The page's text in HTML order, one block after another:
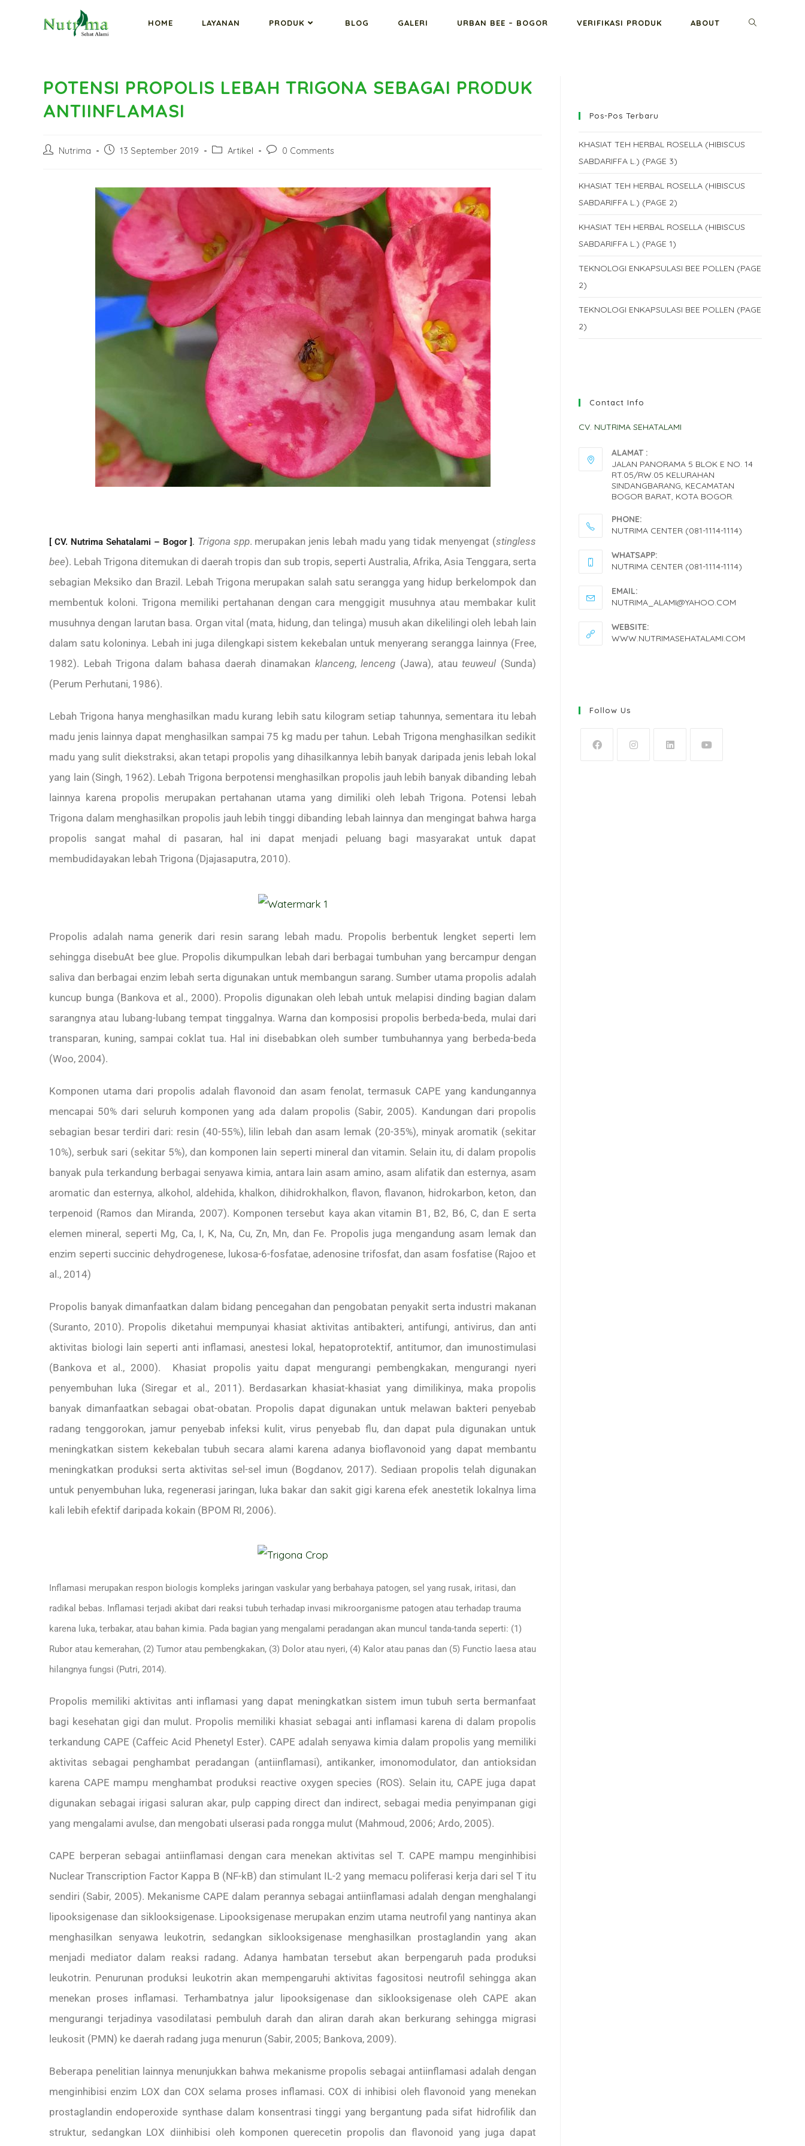
HOME LAYANAN PRODUK BLOG GALERI URBAN BEE – BOGOR VERIFIKASI PRODUK ABOUT
POTENSI PROPOLIS LEBAH TRIGONA SEBAGAI PRODUK
ANTIINFLAMASI
Nutrima 13 September 2019 Artikel 0 Comments
[ CV. Nutrima Sehatalami – Bogor ]. Trigona spp. merupakan jenis lebah madu yang tidak menyengat (stingless
bee). Lebah Trigona ditemukan di daerah tropis dan sub tropis, seperti Australia, Afrika, Asia Tenggara, serta
sebagian Meksiko dan Brazil. Lebah Trigona merupakan salah satu serangga yang hidup berkelompok dan
membentuk koloni. Trigona memiliki pertahanan dengan cara menggigit musuhnya atau membakar kulit
musuhnya dengan larutan basa. Organ vital (mata, hidung, dan telinga) musuh akan dikelilingi oleh lebah lain
dalam satu koloninya. Lebah ini juga dilengkapi sistem kekebalan untuk menyerang serangga lainnya (Free,
1982). Lebah Trigona dalam bahasa daerah dinamakan klanceng,lenceng (Jawa), atauteuweul (Sunda)
(Perum Perhutani, 1986).
Lebah Trigona hanya menghasilkan madu kurang lebih satu kilogram setiap tahunnya, sementara itu lebah
madu jenis lainnya dapat menghasilkan sampai 75 kg madu per tahun. Lebah Trigona menghasilkan sedikit
madu yang sulit diekstraksi, akan tetapi propolis yang dihasilkannya lebih banyak daripada jenis lebah lokal
yang lain (Singh, 1962). Lebah Trigona berpotensi menghasilkan propolis jauh lebih banyak dibanding lebah
lainnya karena propolis merupakan pertahanan utama yang dimiliki oleh lebah Trigona. Potensi lebah
Trigona dalam menghasilkan propolis jauh lebih tinggi dibanding lebah lainnya dan mengingat bahwa harga
propolis sangat mahal di pasaran, hal ini dapat menjadi peluang bagi masyarakat untuk dapat
membudidayakan lebah Trigona (Djajasaputra, 2010).
Propolis adalah nama generik dari resin sarang lebah madu. Propolis berbentuk lengket seperti lem
sehingga disebuAt bee glue. Propolis dikumpulkan lebah dari berbagai tumbuhan yang bercampur dengan
saliva dan berbagai enzim lebah serta digunakan untuk membangun sarang. Sumber utama propolis adalah
kuncup bunga (Bankova et al., 2000). Propolis digunakan oleh lebah untuk melapisi dinding bagian dalam
sarangnya atau lubang-lubang tempat tinggalnya. Warna dan komposisi propolis berbeda-beda, mulai dari
transparan, kuning, sampai coklat tua. Hal ini disebabkan oleh sumber tumbuhannya yang berbeda-beda
(Woo, 2004).
Komponen utama dari propolis adalah flavonoid dan asam fenolat, termasuk CAPE yang kandungannya
mencapai 50% dari seluruh komponen yang ada dalam propolis (Sabir, 2005). Kandungan dari propolis
sebagian besar terdiri dari: resin (40-55%), lilin lebah dan asam lemak (20-35%), minyak aromatik (sekitar
10%), serbuk sari (sekitar 5%), dan komponen lain seperti mineral dan vitamin. Selain itu, di dalam propolis
banyak pula terkandung berbagai senyawa kimia, antara lain asam amino, asam alifatik dan esternya, asam
aromatic dan esternya, alkohol, aldehida, khalkon, dihidrokhalkon, flavon, flavanon, hidrokarbon, keton, dan
terpenoid (Ramos dan Miranda, 2007). Komponen tersebut kaya akan vitamin B1, B2, B6, C, dan E serta
elemen mineral, seperti Mg, Ca, I, K, Na, Cu, Zn, Mn, dan Fe. Propolis juga mengandung asam lemak dan
enzim seperti succinic dehydrogenese, lukosa-6-fosfatae, adenosine trifosfat, dan asam fosfatise (Rajoo et
al., 2014)
Propolis banyak dimanfaatkan dalam bidang pencegahan dan pengobatan penyakit serta industri makanan
(Suranto, 2010). Propolis diketahui mempunyai khasiat aktivitas antibakteri, antifungi, antivirus, dan anti
aktivitas biologi lain seperti anti inflamasi, anestesi lokal, hepatoprotektif, antitumor, dan imunostimulasi
(Bankova et al., 2000). Khasiat propolis yaitu dapat mengurangi pembengkakan, mengurangi nyeri
penyembuhan luka (Siregar et al., 2011). Berdasarkan khasiat-khasiat yang dimilikinya, maka propolis
banyak dimanfaatkan sebagai obat-obatan. Propolis dapat digunakan untuk melawan bakteri penyebab
radang tenggorokan, jamur penyebab infeksi kulit, virus penyebab flu, dan dapat pula digunakan untuk
meningkatkan sistem kekebalan tubuh secara alami karena adanya bioflavonoid yang dapat membantu
meningkatkan produksi serta aktivitas sel-sel imun (Bogdanov, 2017). Sediaan propolis telah digunakan
untuk penyembuhan luka, regenerasi jaringan, luka bakar dan sakit gigi karena efek anestetik lokalnya lima
kali lebih efektif daripada kokain (BPOM RI, 2006).
Inflamasi merupakan respon biologis kompleks jaringan vaskular yang berbahaya patogen, sel yang rusak, iritasi, dan
radikal bebas. Inflamasi terjadi akibat dari reaksi tubuh terhadap invasi mikroorganisme patogen atau terhadap trauma
karena luka, terbakar, atau bahan kimia. Pada bagian yang mengalami peradangan akan muncul tanda-tanda seperti: (1)
Rubor atau kemerahan, (2) Tumor atau pembengkakan, (3) Dolor atau nyeri, (4) Kalor atau panas dan (5) Functio laesa atau
hilangnya fungsi (Putri, 2014).
Propolis memiliki aktivitas anti inflamasi yang dapat meningkatkan sistem imun tubuh serta bermanfaat
bagi kesehatan gigi dan mulut. Propolis memiliki khasiat sebagai anti inflamasi karena di dalam propolis
terkandung CAPE (Caffeic Acid Phenetyl Ester). CAPE adalah senyawa kimia dalam propolis yang memiliki
aktivitas sebagai penghambat peradangan (antiinflamasi), antikanker, imonomodulator, dan antioksidan
karena CAPE mampu menghambat produksi reactive oxygen species (ROS). Selain itu, CAPE juga dapat
digunakan sebagai irigasi saluran akar, pulp capping direct dan indirect, sebagai media penyimpanan gigi
yang mengalami avulse, dan mengobati ulserasi pada rongga mulut (Mahmoud, 2006; Ardo, 2005).
CAPE berperan sebagai antiinflamasi dengan cara menekan aktivitas sel T. CAPE mampu menginhibisi
Nuclear Transcription Factor Kappa B (NF-kB) dan stimulant IL-2 yang memacu poliferasi kerja dari sel T itu
sendiri (Sabir, 2005). Mekanisme CAPE dalam perannya sebagai antiinflamasi adalah dengan menghalangi
lipooksigenase dan siklooksigenase. Lipooksigenase merupakan enzim utama neutrofil yang nantinya akan
menghasilkan senyawa leukotrin, sedangkan siklooksigenase menghasilkan prostaglandin yang akan
menjadi mediator dalam reaksi radang. Adanya hambatan tersebut akan berpengaruh pada produksi
leukotrin. Penurunan produksi leukotrin akan mempengaruhi aktivitas fagositosi neutrofil sehingga akan
menekan proses inflamasi. Terhambatnya jalur lipooksigenase dan siklooksigenase oleh CAPE akan
mengurangi terjadinya vasodilatasi pembuluh darah dan aliran darah akan berkurang sehingga migrasi
leukosit (PMN) ke daerah radang juga menurun (Sabir, 2005; Bankova, 2009).
Beberapa penelitian lainnya menunjukkan bahwa mekanisme propolis sebagai antiinflamasi adalah dengan
menginhibisi enzim LOX dan COX selama proses inflamasi. COX di inhibisi oleh flavonoid yang menekan
prostaglandin endoperoxide synthase dalam konsentrasi tinggi yang bergantung pada sifat hidrofilik dan
struktur, sedangkan LOX diinhibisi oleh komponen querecetin propolis dan flavonoid yang juga dapat
Pos-Pos Terbaru
KHASIAT TEH HERBAL ROSELLA (HIBISCUS
SABDARIFFA L.) (PAGE 3)
KHASIAT TEH HERBAL ROSELLA (HIBISCUS
SABDARIFFA L.) (PAGE 2)
KHASIAT TEH HERBAL ROSELLA (HIBISCUS
SABDARIFFA L.) (PAGE 1)
TEKNOLOGI ENKAPSULASI BEE POLLEN (PAGE
2)
TEKNOLOGI ENKAPSULASI BEE POLLEN (PAGE
2)
Contact Info
CV. NUTRIMA SEHATALAMI
ALAMAT :
JALAN PANORAMA 5 BLOK E NO. 14
RT.05/RW.05 KELURAHAN
SINDANGBARANG, KECAMATAN
BOGOR BARAT, KOTA BOGOR.
PHONE:
NUTRIMA CENTER (081-1114-1114)
WHATSAPP:
NUTRIMA CENTER (081-1114-1114)
EMAIL:
NUTRIMA_ALAMI@YAHOO.COM
WEBSITE:
WWW.NUTRIMASEHATALAMI.COM
Follow Us